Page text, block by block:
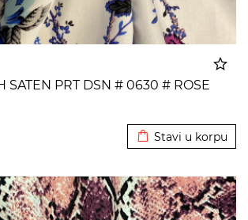
SATEN PRT DSN # 0630 # ROSE
Stavi u korpu